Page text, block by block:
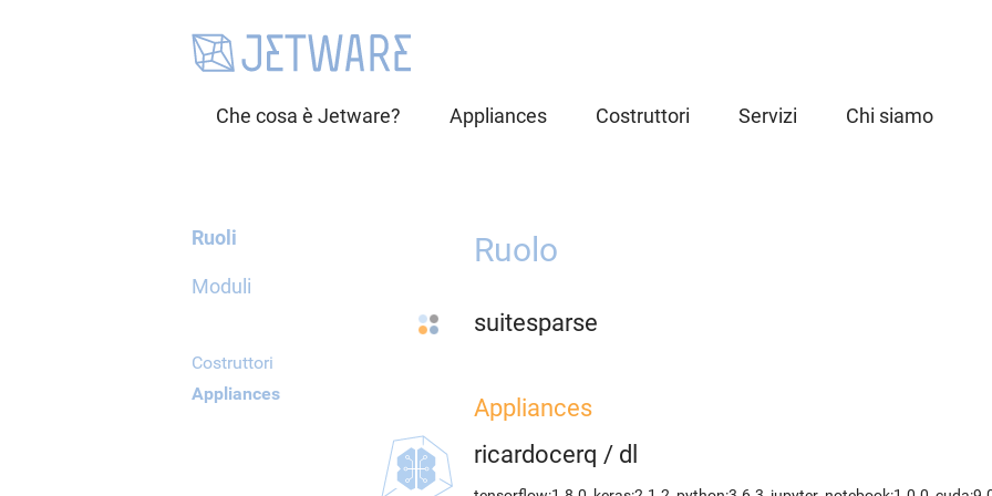
Che cosa è Jetware? Appliances Costruttori Servizi Chi siamo
Ruoli
Moduli
Costruttori
Appliances
Ruolo
suitesparse
Appliances
ricardocerq / dl